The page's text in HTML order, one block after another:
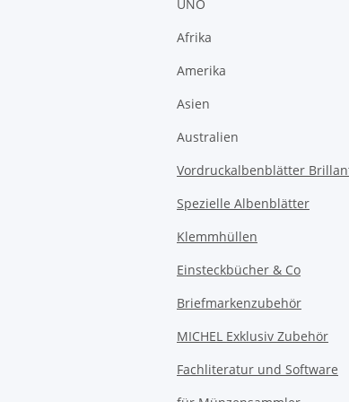
UNO
Afrika
Amerika
Asien
Australien
Vordruckalbenblätter
Spezielle Albenblätter
Klemmhüllen
Einsteckbücher & Co
Briefmarkenzubehör
MICHEL Exklusiv Zubehör
Fachliteratur und Software